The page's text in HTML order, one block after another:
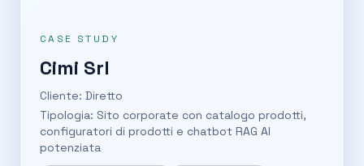
CASE STUDY
Cimi Srl
Cliente: Diretto
Tipologia: Sito corporate con catalogo prodotti,
configuratori di prodotti e chatbot RAG AI
potenziata